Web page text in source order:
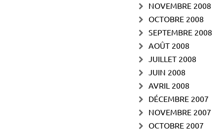
NOVEMBRE 2008
OCTOBRE 2008
SEPTEMBRE 2008
AOÛT 2008
JUILLET 2008
JUIN 2008
AVRIL 2008
DÉCEMBRE 2007
NOVEMBRE 2007
OCTOBRE 2007